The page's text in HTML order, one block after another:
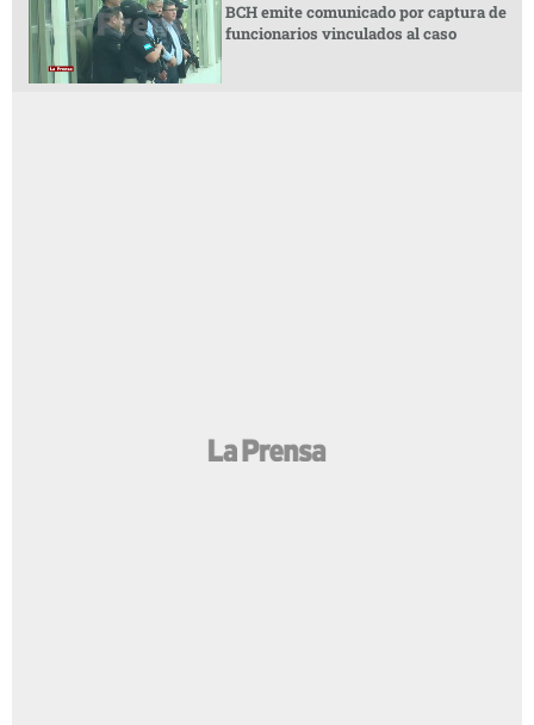
BCH emite comunicado por captura de
funcionarios vinculados al caso